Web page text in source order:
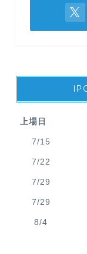
上場日
7/15
7/22
7/29
7/29
8/4